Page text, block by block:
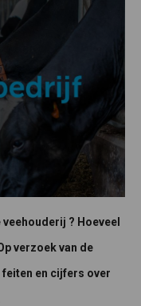
? Hoeveel
verzoek van de
en cijfers over